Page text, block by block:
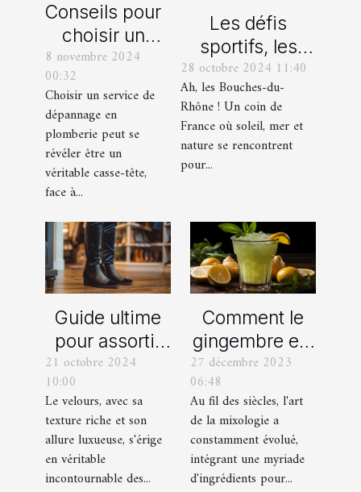
Conseils pour
choisir un
bon service
dépannage
en plomberie
8 novembre 2024
00:32
Choisir un service de
dépannage en
plomberie peut se
révéler être un
véritable casse-tête,
face à...
Les défis
sportifs, les
incontournables
de toute
organisation
d’EVG et EVJF
28 octobre 2024 11:40
Ah, les Bouches-du-
Rhône ! Un coin de
France où soleil, mer et
nature se rencontrent
pour...
Guide ultime
pour assortir
vos
chaussures
avec des
pantalons en
velours
21 octobre 2024
10:00
Le velours, avec sa
texture riche et son
allure luxueuse, s'érige
en véritable
incontournable des...
Comment le
gingembre est
devenu un
ingrédient clé
dans la
mixologie
moderne
27 décembre 2023
06:48
Au fil des siècles, l'art
de la mixologie a
constamment évolué,
intégrant une myriade
d'ingrédients pour...